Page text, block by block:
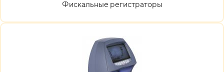
Фискальные регистраторы